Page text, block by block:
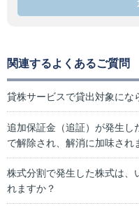
関連するよくあるご質問
貸株サービスで貸出対象にな
追加保証金（追証）が発生し
で解除され、解消に加味され
株式分割で発生した株式は、
れますか？